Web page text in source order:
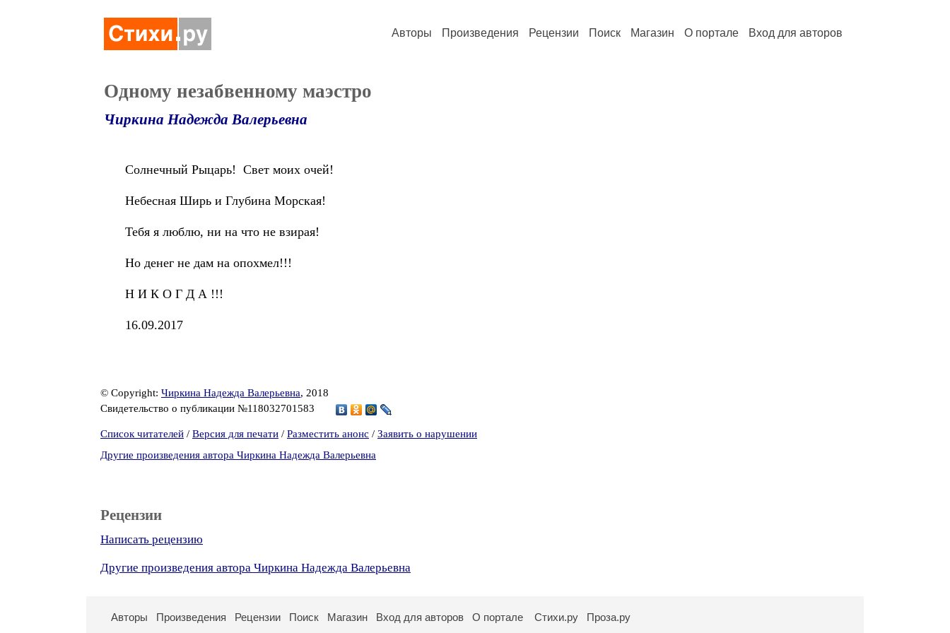
Авторы Произведения Рецензии Поиск Магазин О портале Вход для авторов
Одному незабвенному маэстро
Чиркина Надежда Валерьевна
Солнечный Рыцарь! Свет моих очей!
Небесная Ширь и Глубина Морская!
Тебя я люблю, ни на что не взирая!
Но денег не дам на опохмел!!!
Н И К О Г Д А !!!
16.09.2017
© Copyright: Чиркина Надежда Валерьевна, 2018
Свидетельство о публикации №118032701583
Список читателей / Версия для печати / Разместить анонс / Заявить о нарушении
Другие произведения автора Чиркина Надежда Валерьевна
Рецензии
Написать рецензию
Другие произведения автора Чиркина Надежда Валерьевна
Авторы Произведения Рецензии Поиск Магазин Вход для авторов О портале Стихи.ру Проза.ру